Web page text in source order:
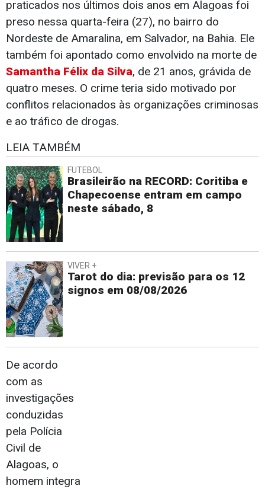
praticados nos últimos dois anos em Alagoas foi
preso nessa quarta-feira (27), no bairro do
Nordeste de Amaralina, em Salvador, na Bahia. Ele
também foi apontado como envolvido na morte de
Samantha Félix da Silva, de 21 anos, grávida de
quatro meses. O crime teria sido motivado por
conflitos relacionados às organizações criminosas
e ao tráfico de drogas.
LEIA TAMBÉM
FUTEBOL
Brasileirão na RECORD: Coritiba e
Chapecoense entram em campo
neste sábado, 8
VIVER +
Tarot do dia: previsão para os 12
signos em 08/08/2026
De acordo
com as
investigações
conduzidas
pela Polícia
Civil de
Alagoas, o
homem integra